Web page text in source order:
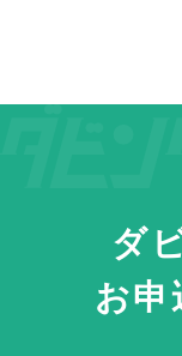
ダ
お申